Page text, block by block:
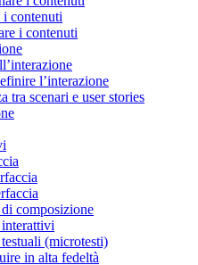
contenuti
i contenuti
l’interazione
tra scenari e user stories
composizione
(microtesti)
in alta fedeltà